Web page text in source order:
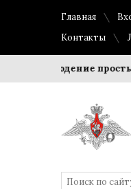
Главная
Контакты
Соблюдение простых